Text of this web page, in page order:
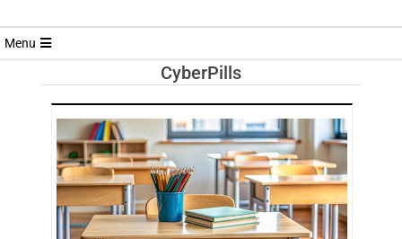
RIVISTA
TRENDS
Menu
CyberPills